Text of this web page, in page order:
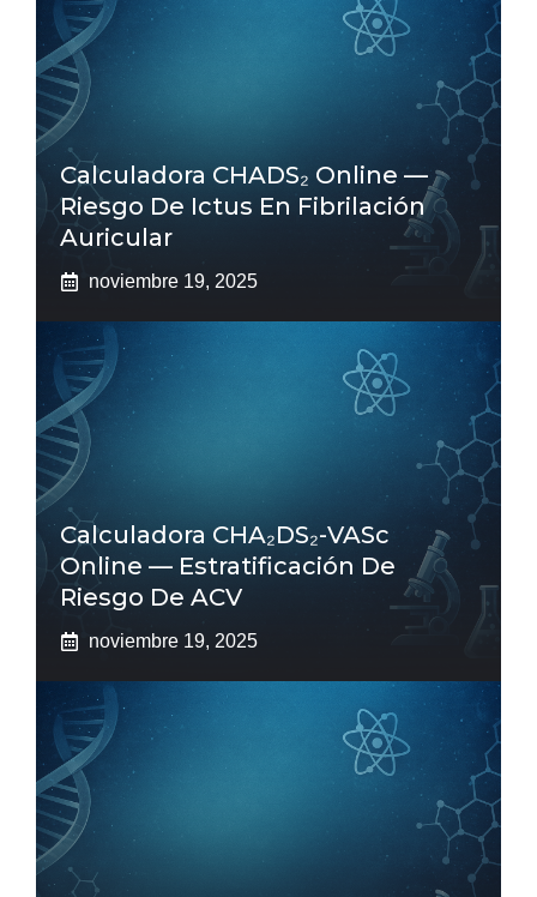
Calculadora CHADS₂ Online —
Riesgo De Ictus En Fibrilación
Auricular
noviembre 19, 2025
Calculadora CHA₂DS₂-VASc
Online — Estratificación De
Riesgo De ACV
noviembre 19, 2025